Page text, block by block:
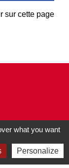
sur cette page
what you want
Personalize